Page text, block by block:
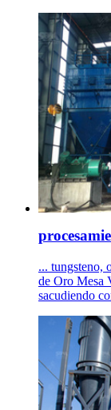
... tungsteno,
de Oro Mesa
sacudiendo